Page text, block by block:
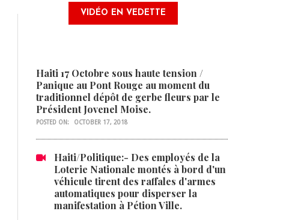
VIDÉO EN VEDETTE
Haiti 17 Octobre sous haute tension /
Panique au Pont Rouge au moment du
traditionnel dépôt de gerbe fleurs par le
Président Jovenel Moise.
POSTED ON: OCTOBER 17, 2018
Haiti/Politique:- Des employés de la
Loterie Nationale montés à bord d'un
véhicule tirent des raffales d'armes
automatiques pour disperser la
manifestation à Pétion Ville.